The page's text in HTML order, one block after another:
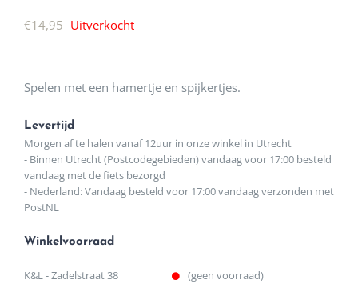
€14,95 Uitverkocht
Spelen met een hamertje en spijkertjes.
Levertijd
Morgen af te halen vanaf 12uur in onze winkel in Utrecht
- Binnen Utrecht (Postcodegebieden) vandaag voor 17:00 besteld
vandaag met de fiets bezorgd
- Nederland: Vandaag besteld voor 17:00 vandaag verzonden met
PostNL
Winkelvoorraad
K&L - Zadelstraat 38 (geen voorraad)